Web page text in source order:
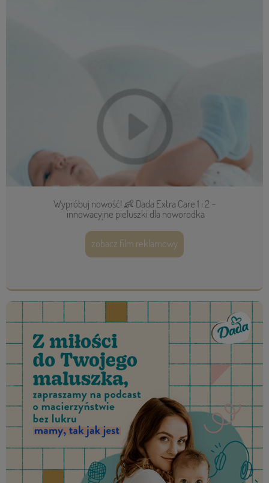
Wypróbuj nowość! 👶 Dada Extra Care 1 i 2 –
innowacyjne pieluszki dla noworodka
zobacz film reklamowy